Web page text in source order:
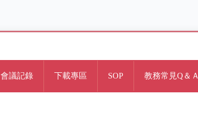
會議記錄 下載專區 SOP 教務常見Q＆Ａ